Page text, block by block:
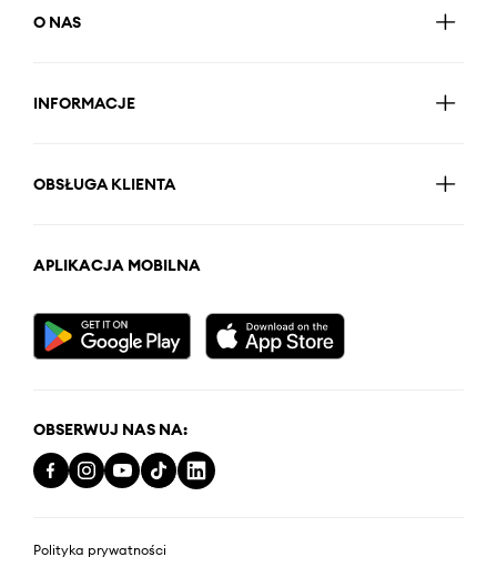
O NAS
INFORMACJE
OBSŁUGA KLIENTA
APLIKACJA MOBILNA
OBSERWUJ NAS NA:
Polityka prywatności